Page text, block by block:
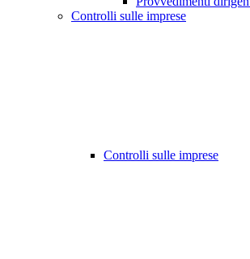
Controlli sulle imprese
Controlli sulle imprese